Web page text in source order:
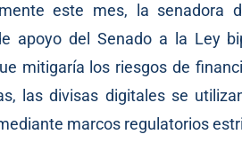
este mes, la senadora
apoyo del Senado a la Ley
mitigaría los riesgos de
las divisas digitales se
marcos regulatorios